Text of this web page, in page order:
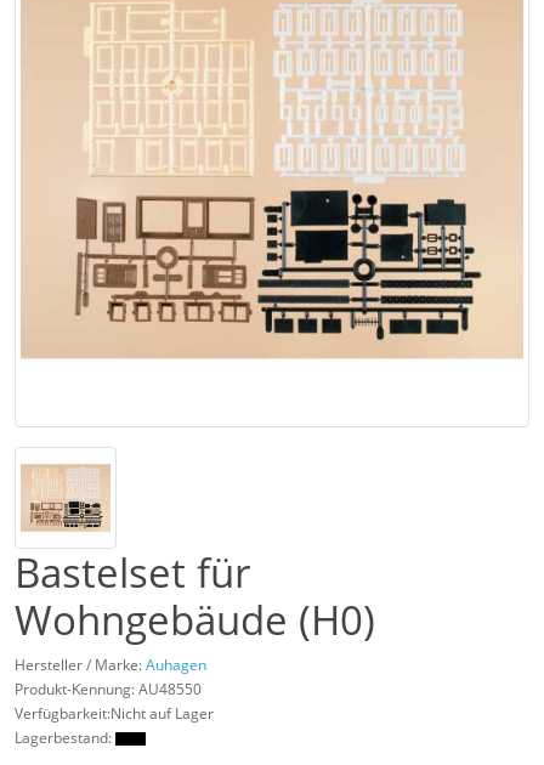
Bastelset für
Wohngebäude (H0)
Hersteller / Marke:Auhagen
Produkt-Kennung:AU48550
Verfügbarkeit:Nicht auf Lager
Lagerbestand: